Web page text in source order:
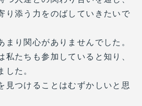
り添う力をのばしていきたいで
まり関心がありませんでした。
私たちも参加していると知り、
た。
見つけることはむずかしいと思